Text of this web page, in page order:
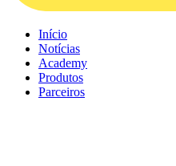
Início
Notícias
Academy
Produtos
Parceiros